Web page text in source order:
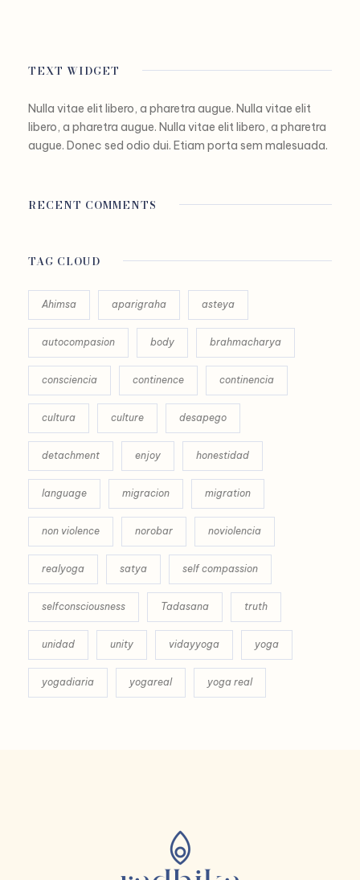
TEXT WIDGET
Nulla vitae elit libero, a pharetra augue. Nulla vitae elit
libero, a pharetra augue. Nulla vitae elit libero, a pharetra
augue. Donec sed odio dui. Etiam porta sem malesuada.
RECENT COMMENTS
TAG CLOUD
Ahimsa aparigraha asteya
autocompasion body brahmacharya
consciencia continence continencia
cultura culture desapego
detachment enjoy honestidad
language migracion migration
non violence norobar noviolencia
realyoga satya self compassion
selfconsciousness Tadasana truth
unidad unity vidayyoga yoga
yogadiaria yogareal yoga real